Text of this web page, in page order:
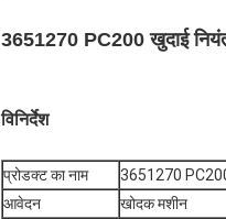
3651270 PC200 खुदाई
विनिर्देश
प्रोडक्ट का नाम
3651270 PC200
आवेदन
खोदक मशीन